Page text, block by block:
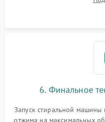
герметиком для
6. Финальное
Запуск стиральной
отжима на максимальных